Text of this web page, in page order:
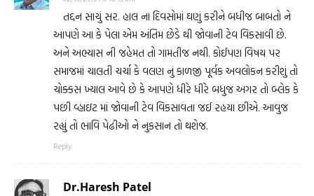
તદ્દન સાચું સર. હાલ ના દિવસોમાં ઘણું કરીને બધીજ બાબતો ને
આપણે આ કે પેલા એમ અંતિમ છેડે થી જોવાની ટેવ વિકસાવી છે.
અને અભ્યાસ ની જહેમત તો ગામતીજ નથી. કોઈપણ વિષય પર
સમાજમાં ચાલતી ચર્ચા કે વલણ નું કાળજી પૂર્વક અવલોકન કરીશું તો
ચોક્કસ ખ્યાલ આવે છે કે આપણે ધીરે ધીરે બધુજ અગર તો બ્લેક કે
પછી વ્હાઇટ માં જોવાની ટેવ વિકસાવતા જઈ રહયા છીએ. આવુજ
રહ્યું તો ભાવિ પેઢીઓ ને નુકસાન તો થશેજ.
Reply
Dr.Haresh Patel